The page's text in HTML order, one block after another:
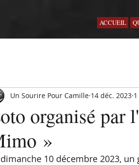
ACCUEIL
organisé par
»
Un Sourire Pour Camille 14 déc. 2023
10 décembre 2023,